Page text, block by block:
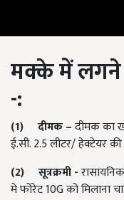
मक्केमेंलगने
-:
(1) दीमक–दीमक का
ई.सी. 2.5 लीटर/ हेक्टेयर
(2)
सूत्रक्रमी-
मे फोरेट 10G को मिलाना